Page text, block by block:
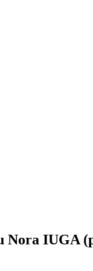
Nora IUGA